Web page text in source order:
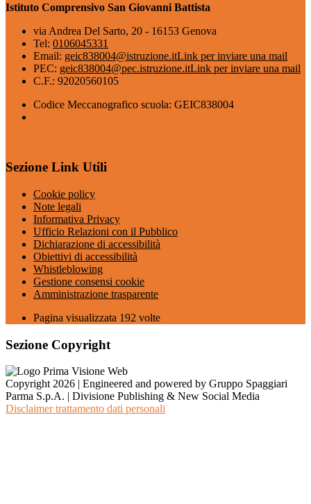
Istituto Comprensivo San Giovanni Battista
via Andrea Del Sarto, 20 - 16153 Genova
Tel: 0106045331
Email: geic838004@istruzione.itLink per inviare una mail
PEC: geic838004@pec.istruzione.itLink per inviare una mail
C.F.: 92020560105
Codice Meccanografico scuola: GEIC838004
Sezione Link Utili
Cookie policy
Note legali
Informativa Privacy
Ufficio Relazioni con il Pubblico
Dichiarazione di accessibilità
Obiettivi di accessibilità
Whistleblowing
Gestione consensi cookie
Amministrazione trasparente
Pagina visualizzata 192 volte
Sezione Copyright
Copyright 2026 | Engineered and powered by Gruppo Spaggiari
Parma S.p.A. | Divisione Publishing & New Social Media
Disclaimer trattamento dati personali